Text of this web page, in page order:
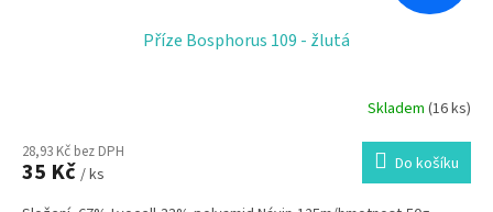
Příze Bosphorus 109 - žlutá
Skladem (16 ks)
28,93 Kč bez DPH
35 Kč / ks Do košíku